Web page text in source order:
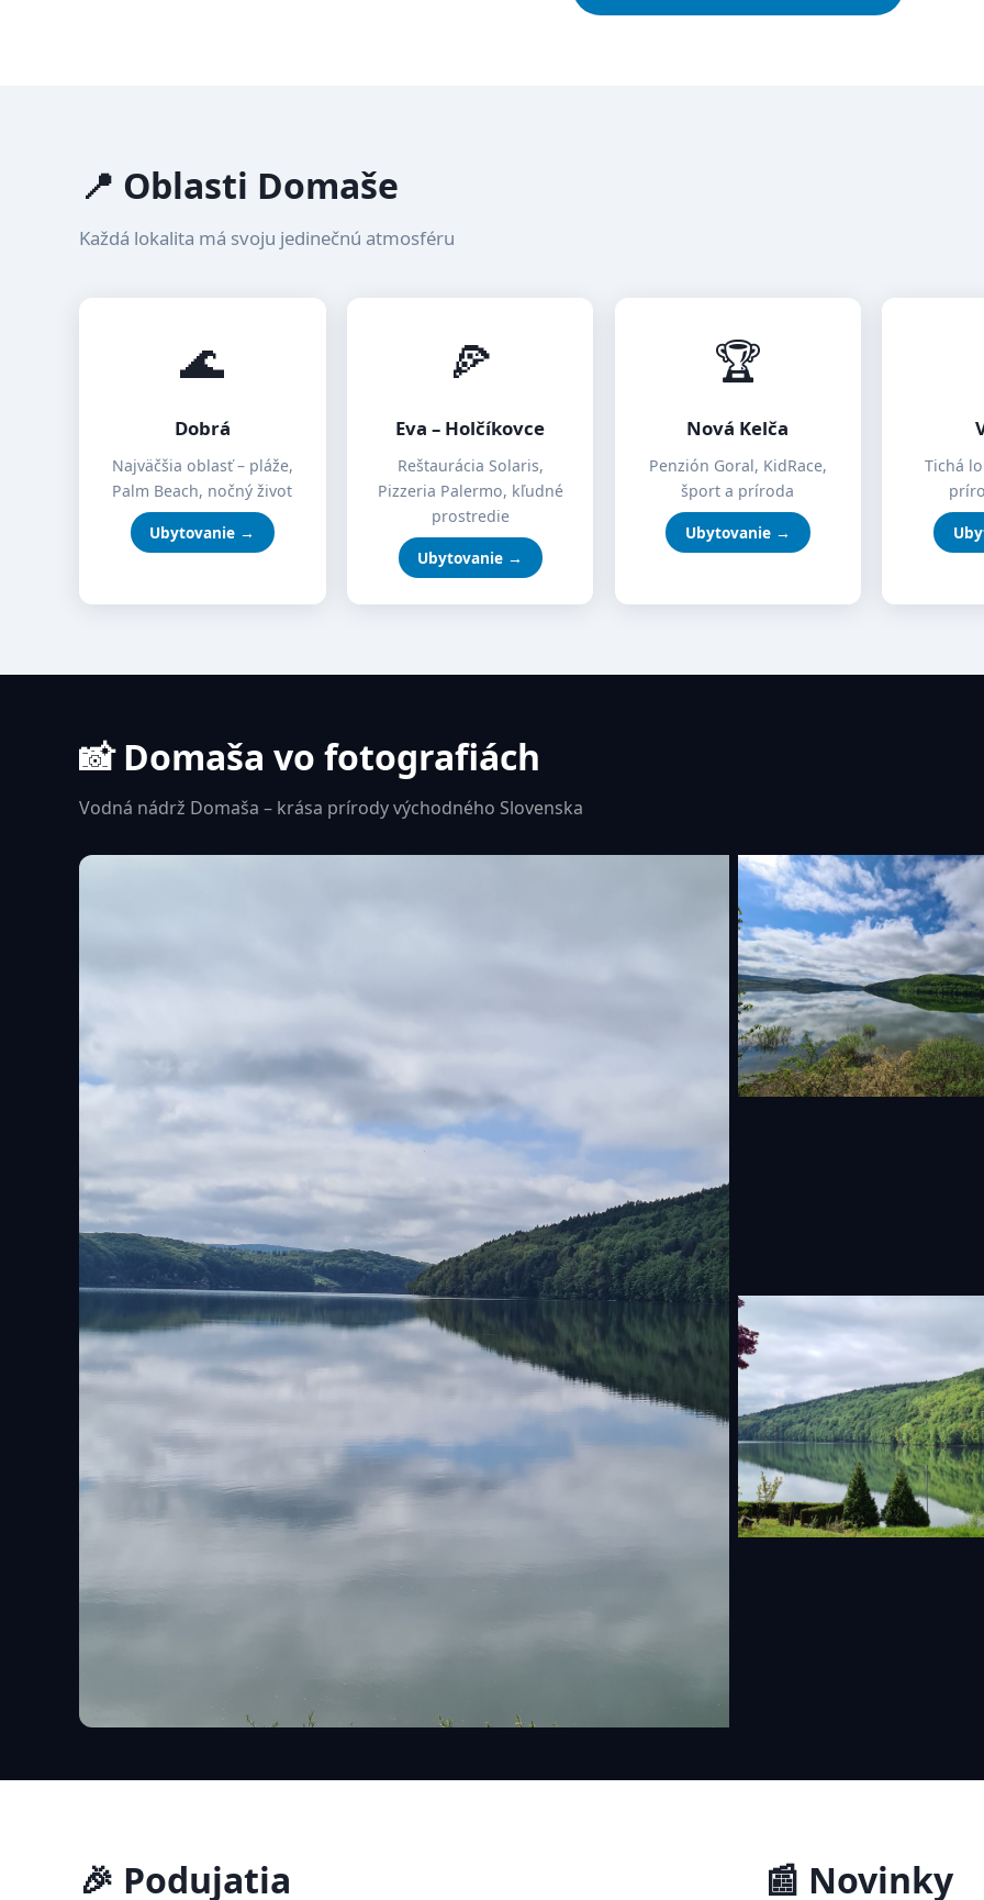
📍 Oblasti Domaše
Každá lokalita má svoju jedinečnú atmosféru
🌊
Dobrá
Najväčšia oblasť – pláže,
Palm Beach, nočný život
Ubytovanie →
🍕
Eva – Holčíkovce
Reštaurácia Solaris,
Pizzeria Palermo, kľudné
prostredie
Ubytovanie →
🏆
Nová Kelča
Penzión Goral, KidRace,
šport a príroda
Ubytovanie →
Tichá
📸 Domaša vo fotografiách
Vodná nádrž Domaša – krása prírody východného Slovenska
🎉 Podujatia 📰 Novinky